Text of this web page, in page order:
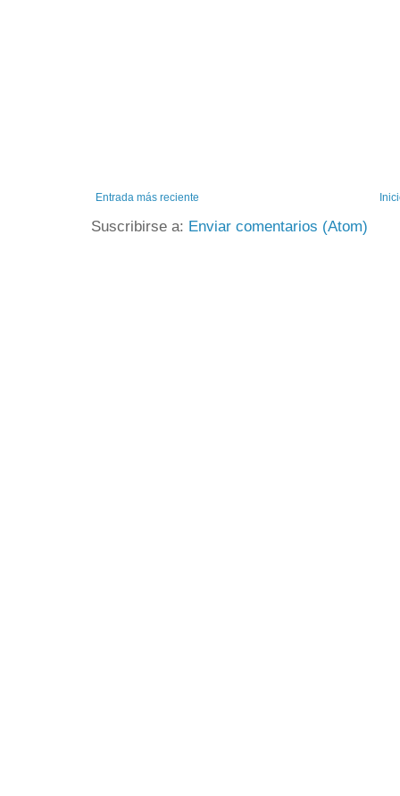
Entrada más reciente
Suscribirse a: Enviar comentarios (Atom)